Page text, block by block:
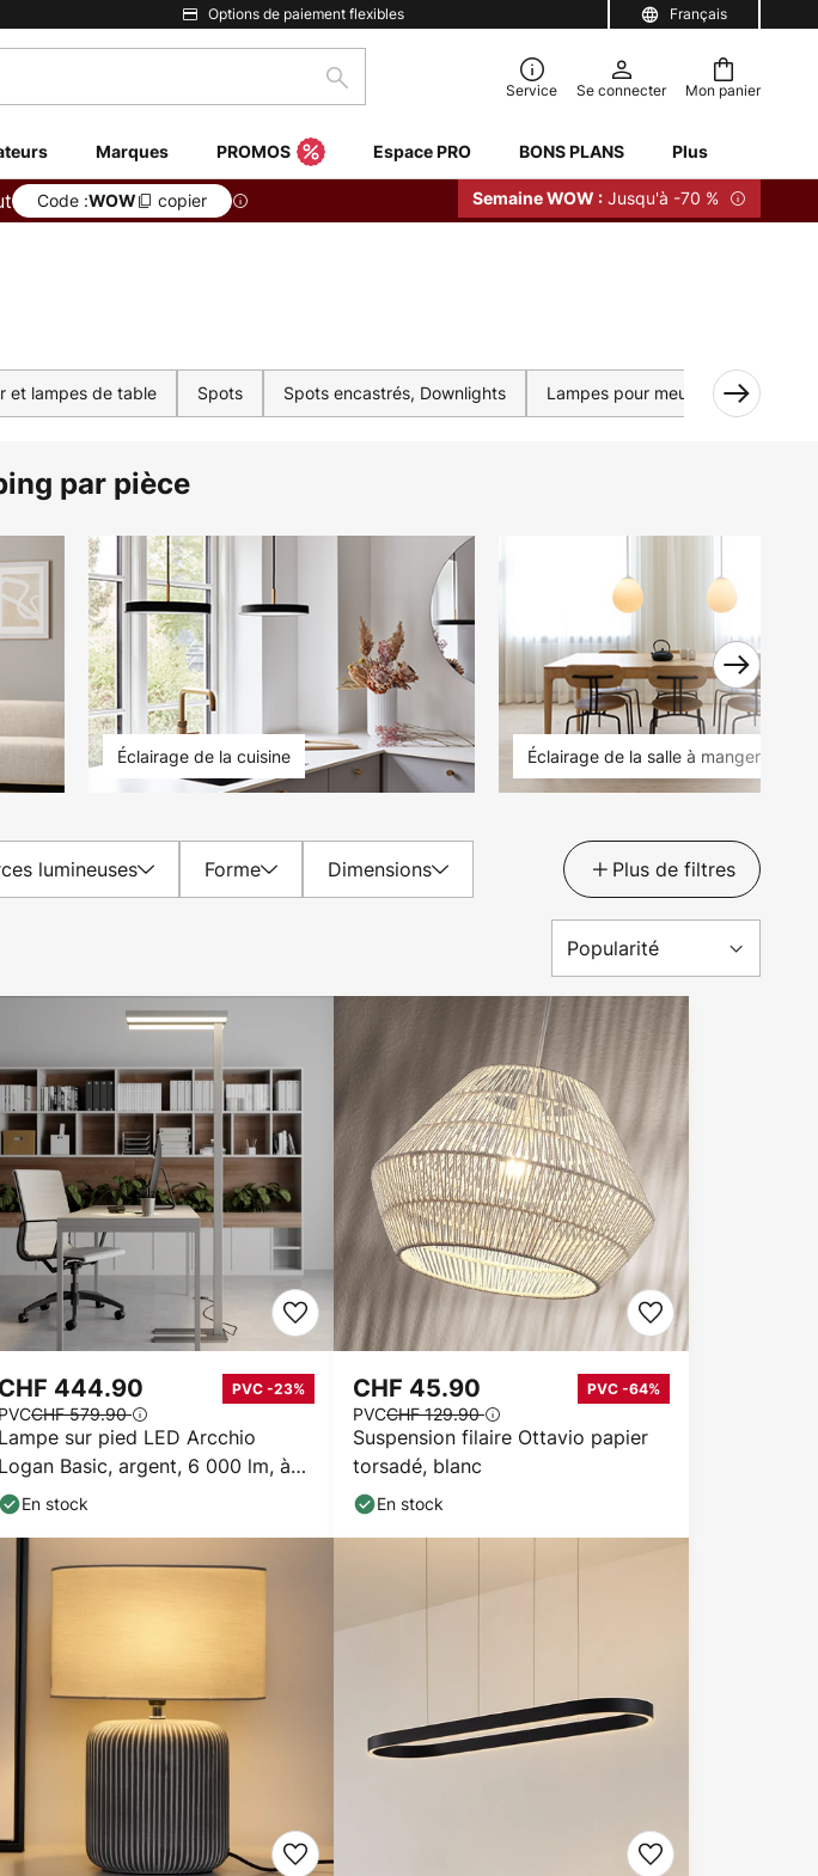
Français
Options de paiement flexibles
Mon panier
Rechercher Service Se connecter
Marques PROMOS Espace PRO BONS PLANS Plus
Code :WOW copier Semaine WOW : Jusqu'à -70 %
et lampes de table Spots Spots encastrés, Downlights Lampes pour meubles
par pièce
Éclairage de la cuisine Éclairage de la salle à manger
lumineuses Forme Dimensions Plus de filtres
Lampe sur pied LED Arcchio
Logan Basic, argent, 6 000 lm, à
intensité variable
CHF 444.90 PVC -23%
PVCCHF 579.90
En stock
Suspension filaire Ottavio papier
torsadé, blanc
CHF 45.90 PVC -64%
PVCCHF 129.90
En stock